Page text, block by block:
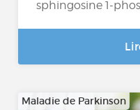
sphingosine 1-
Maladie de Parkinson